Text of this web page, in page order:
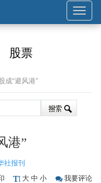
展
开
股票
成“避风港”
港”
社报刊
大 中 小 我要评论